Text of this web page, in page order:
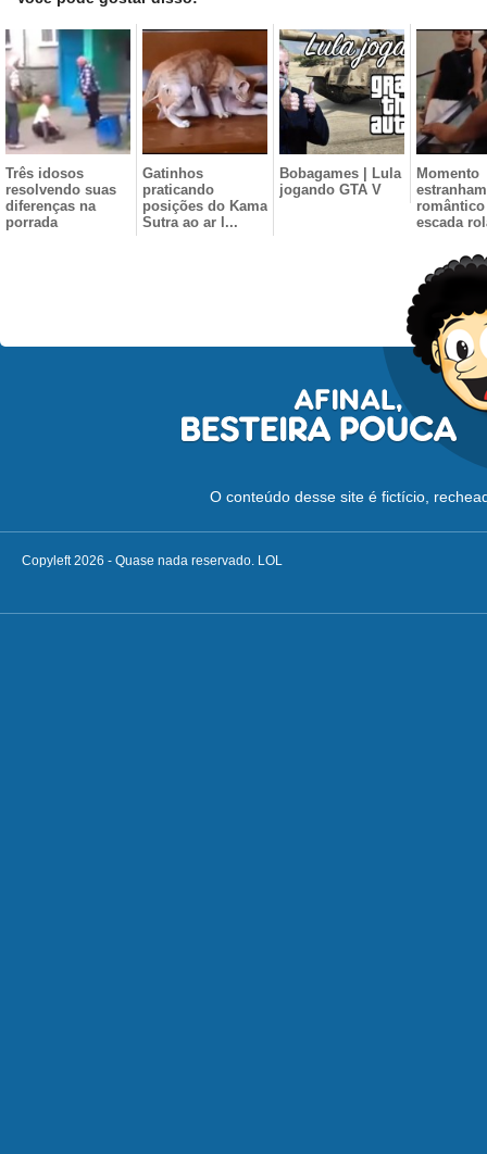
Três idosos
resolvendo suas
diferenças na
porrada
Gatinhos
praticando
posições do Kama
Sutra ao ar l...
Bobagames | Lula
jogando GTA V
Momento
escada
O conteúdo desse site é fictício,
Copyleft 2026 - Quase nada reservado. LOL